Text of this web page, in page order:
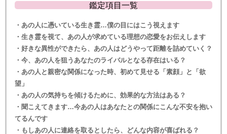
鑑定項目一覧
・あの人に憑いている生き霊…僕の目にはこう視えます
・生き霊を視て、あの人が求めている理想の恋愛をお伝えします
・好きな異性ができたら、あの人はどうやって距離を詰めていく？
・今、あの人を狙うあなたのライバルとなる存在はいる？
・あの人と親密な関係になった時、初めて見せる「素顔」と「欲
望」
・あの人の気持ちを傾けるために、効果的な方法はある？
・聞こえてきます…今あの人はあなたとの関係にこんな不安を抱い
てるんです
・もしあの人に連絡を取るとしたら、どんな内容が喜ばれる？